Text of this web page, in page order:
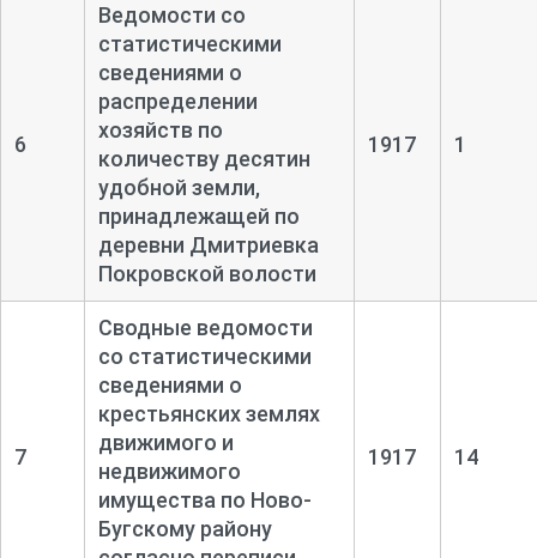
6
Ведомости со
статистическими
сведениями о
распределении
хозяйств по
количеству десятин
удобной земли,
принадлежащей по
деревни Дмитриевка
Покровской волости
1917 1
7
Сводные ведомости
со статистическими
сведениями о
крестьянских землях
движимого и
недвижимого
имущества по Ново-
Бугскому району
1917 14